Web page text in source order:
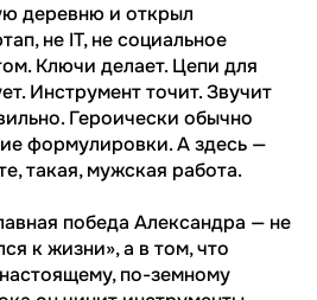
деревню и открыл
не IT, не социальное
Ключи делает. Цепи для
Инструмент точит. Звучит
Героически обычно
формулировки. А здесь —
такая, мужская работа.
победа Александра — не
к жизни», а в том, что
по-земному